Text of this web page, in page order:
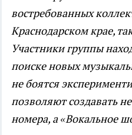
востребованных
Краснодарском крае,
Участники группы
поиске новых
не боятся
позволяют создавать
номера, а «Вокальное